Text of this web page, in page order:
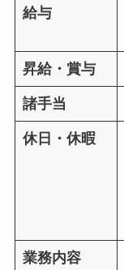
給与
昇給・賞与
諸手当
休日・休暇
業務内容